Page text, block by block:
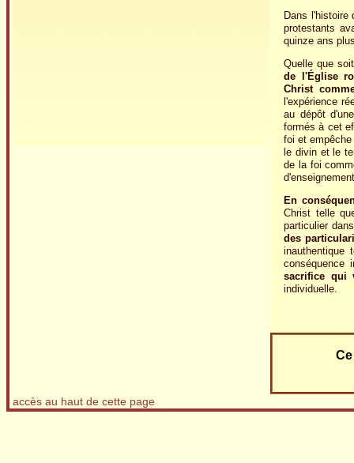
Dans l'histoire
protestants
quinze ans
Quelle que
de l'Église
Christ
l'expérience
au dépôt
formés à cet
foi et
le divin et le
de la foi
En
Christ telle
particulier
des
inauthentique
conséquence
sacrifice qui
individuelle.
accès au haut de cette page